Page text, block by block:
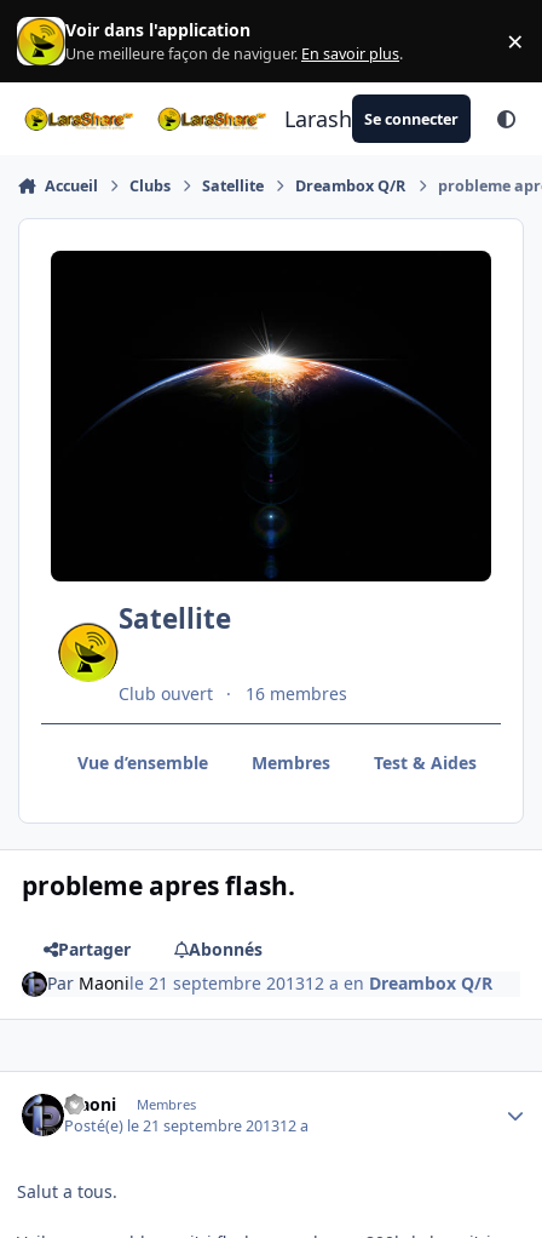
Aller au contenu
Voir dans l'application
Une meilleure façon de naviguer. En savoir plus. ×
LarashareSe connecter
Accueil Clubs Satellite Dreambox Q/R probleme
Satellite
Club ouvert 16 membres
Vue d’ensemble Membres Test & Aides
probleme apres flash.
Partager
Abonnés
Par Maonile 21 septembre 201312 a en Dreambox Q/R
Maoni Membres
Posté(e) le 21 septembre 201312 a
Salut a tous.